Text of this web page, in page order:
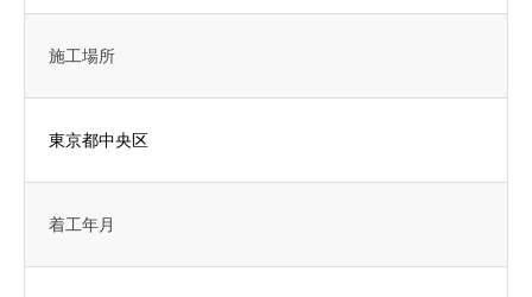
施工場所
東京都中央区
着工年月